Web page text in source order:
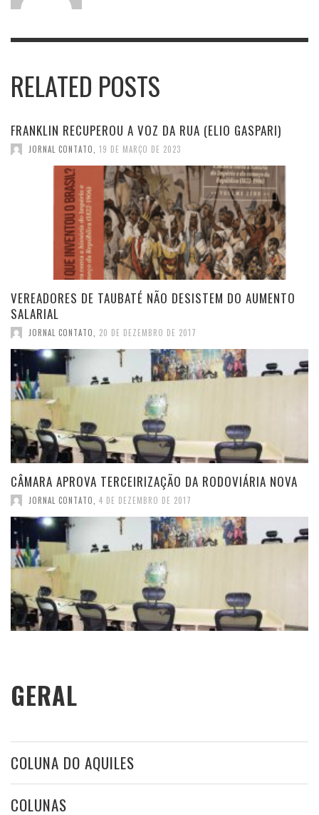
RELATED POSTS
FRANKLIN RECUPEROU A VOZ DA RUA (ELIO GASPARI)
JORNAL CONTATO, 19 DE MARÇO DE 2023
VEREADORES DE TAUBATÉ NÃO DESISTEM DO AUMENTO
SALARIAL
JORNAL CONTATO 20 DE DEZEMBRO DE 2017
CÂMARA APROVA TERCEIRIZAÇÃO DA RODOVIÁRIA NOVA
JORNAL CONTATO 4 DE DEZEMBRO DE 2017
GERAL
COLUNA DO AQUILES
COLUNAS